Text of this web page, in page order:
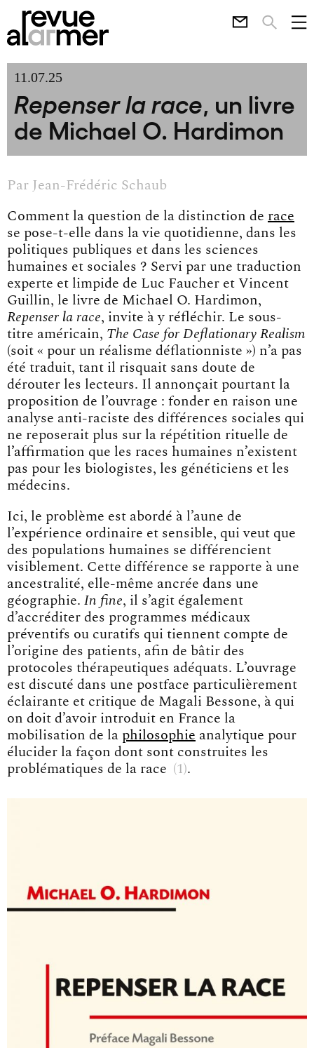
11.07.25
Repenser la race, un livre
de Michael O. Hardimon
Par Jean-Frédéric Schaub
Comment la question de la distinction de race
se pose-t-elle dans la vie quotidienne, dans les
politiques publiques et dans les sciences
humaines et sociales ? Servi par une traduction
experte et limpide de Luc Faucher et Vincent
Guillin, le livre de Michael O. Hardimon,
Repenser la race, invite à y réfléchir. Le sous-
titre américain, The Case for Deflationary Realism
(soit « pour un réalisme déflationniste ») n’a pas
été traduit, tant il risquait sans doute de
dérouter les lecteurs. Il annonçait pourtant la
proposition de l’ouvrage : fonder en raison une
analyse anti-raciste des différences sociales qui
ne reposerait plus sur la répétition rituelle de
l’affirmation que les races humaines n’existent
pas pour les biologistes, les généticiens et les
médecins.
Ici, le problème est abordé à l’aune de
l’expérience ordinaire et sensible, qui veut que
des populations humaines se différencient
visiblement. Cette différence se rapporte à une
ancestralité, elle-même ancrée dans une
géographie. In fine, il s’agit également
d’accréditer des programmes médicaux
préventifs ou curatifs qui tiennent compte de
l’origine des patients, afin de bâtir des
protocoles thérapeutiques adéquats. L’ouvrage
est discuté dans une postface particulièrement
éclairante et critique de Magali Bessone, à qui
on doit d’avoir introduit en France la
mobilisation de la philosophie analytique pour
élucider la façon dont sont construites les
problématiques de la race 1 .